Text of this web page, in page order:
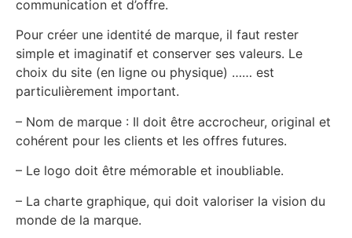
communication et d’offre.
Pour créer une identité de marque, il faut rester
simple et imaginatif et conserver ses valeurs. Le
choix du site (en ligne ou physique) …… est
particulièrement important.
– Nom de marque : Il doit être accrocheur, original et
cohérent pour les clients et les offres futures.
– Le logo doit être mémorable et inoubliable.
– La charte graphique, qui doit valoriser la vision du
monde de la marque.